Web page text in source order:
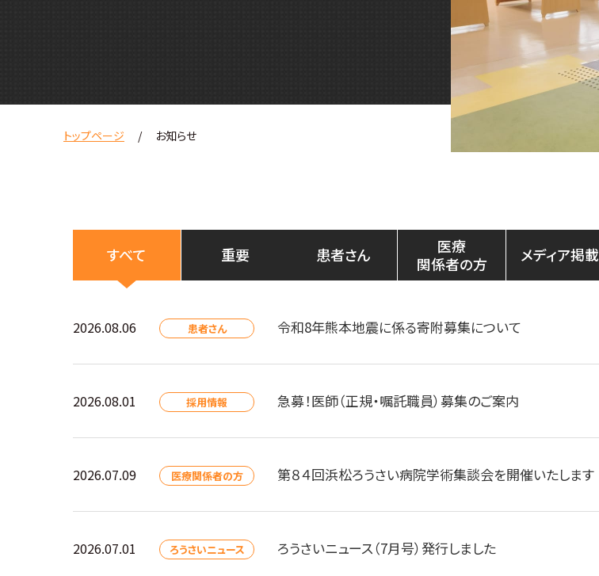
トップページ お知らせ
すべて 重要 患者さん
医療
関係者の方
メディア掲載
2026.08.06 患者さん 令和8年熊本地震に係る寄附募集について
2026.08.01 採用情報 急募！医師（正規・嘱託職員）募集のご案内
2026.07.09 医療関係者の方 第８４回浜松ろうさい病院学術集談会を開催いたします
2026.07.01 ろうさいニュース ろうさいニュース（7月号）発行しました